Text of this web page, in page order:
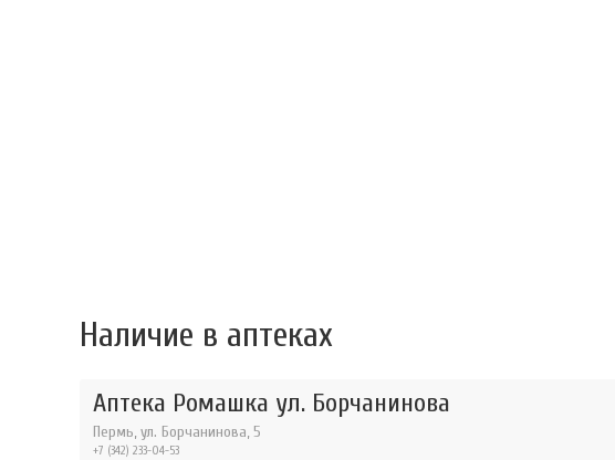
Наличие в аптеках
Аптека Ромашка ул. Борчанинова
Пермь, ул. Борчанинова, 5
+7 (342) 233-04-53